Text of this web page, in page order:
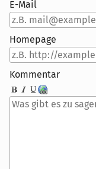
E-Mail
Homepage
Kommentar